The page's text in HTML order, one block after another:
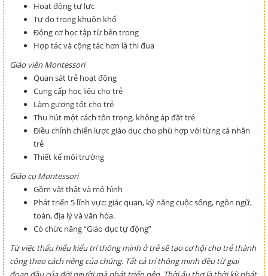
Hoạt động tự lực
Tự do trong khuôn khổ
Động cơ học tập từ bên trong
Hợp tác và cộng tác hơn là thi đua
Giáo viên Montessori
Quan sát trẻ hoạt động
Cung cấp học liệu cho trẻ
Làm gương tốt cho trẻ
Thu hút một cách tôn trọng, không áp đặt trẻ
Điều chỉnh chiến lược giáo dục cho phù hợp với từng cá nhân
trẻ
Thiết kế môi trường
Giáo cụ Montessori
Gồm vật thật và mô hình
Phát triển 5 lĩnh vực: giác quan, kỹ năng cuộc sống, ngôn ngữ,
toán, địa lý và văn hóa.
Có chức năng “Giáo dục tự động”
Từ việc thấu hiểu kiểu trí thông minh ở trẻ sẽ tạo cơ hội cho trẻ thành
công theo cách riêng của chúng. Tất cả trí thông minh đều từ giai